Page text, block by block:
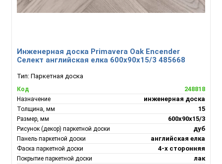
Инженерная доска Primavera Oak Encender
Селект английская елка 600х90х15/3 485668
Тип: Паркетная доска
Код 248818
Назначение инженерная доска
Толщина, мм 15
Размер, мм 600х90х15/3
Рисунок (декор) паркетной доски дуб
Панель паркетной доски английская елка
Фаска паркетной доски 4-х сторонняя
Покрытие паркетной доски лак